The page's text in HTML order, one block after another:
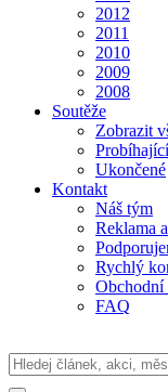
2012
2011
2010
2009
2008
Soutěže
Zobrazit
Probíhající
Ukončené
Kontakt
Náš tým
Reklama
Rychlý
FAQ